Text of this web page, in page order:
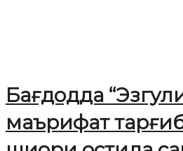
Бағдодда
маърифат